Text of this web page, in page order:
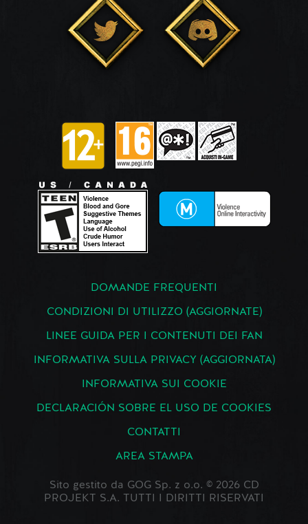
DOMANDE FREQUENTI
CONDIZIONI DI UTILIZZO (AGGIORNATE)
LINEE GUIDA PER I CONTENUTI DEI FAN
INFORMATIVA SULLA PRIVACY (AGGIORNATA)
INFORMATIVA SUI COOKIE
DECLARACIÓN SOBRE EL USO DE COOKIES
CONTATTI
AREA STAMPA
Sito gestito da GOG Sp. z o.o. © 2026 CD
PROJEKT S.A. TUTTI I DIRITTI RISERVATI